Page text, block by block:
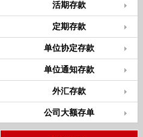
活期存款
定期存款
单位协定存款
单位通知存款
外汇存款
公司大额存单